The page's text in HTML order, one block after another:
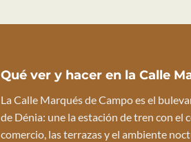
Qué ver y hacer en la Calle
La Calle Marqués de Campo es el
de Dénia: une la estación de tren con
comercio, las terrazas y el ambiente